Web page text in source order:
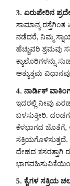
3. ಏರುಪೇರಿನ
ಸಾಮಾನ್ಯ
ನಡೆದರೆ, ನಿಮ್ಮ
ಹೆಚ್ಚುವರಿ ಶ್ರಮವು
ಕ್ಯಾಲೊರಿಗಳನ್ನು
ಅತ್ಯುತ್ತಮ
4. ನಾರ್ಡಿಕ್
ಇದರಲ್ಲಿ ನೀವು
ಬಳಸುತ್ತೀರಿ.
ಕೆಳಭಾಗದ ಜೊತೆಗೆ,
ದೇಹದ ಕಸರತ್ತಾಗಿ
ಭಾಗವಹಿಸುವಿಕೆಯಿಂದ
5. ಕೈಗಳ ಸಕ್ರಿಯ